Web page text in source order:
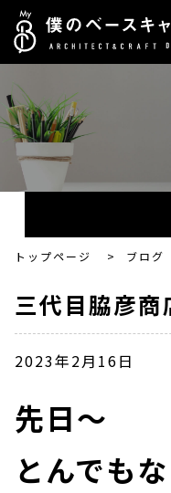
トップページ > ブログ
三代目脇彦商
2023年2月16日
先日～
とんでも